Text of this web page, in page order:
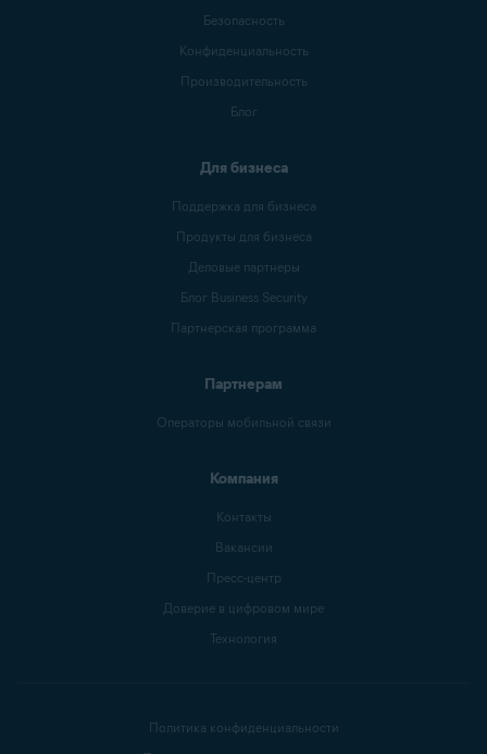
Безопасность
Конфиденциальность
Производительность
Блог
Для бизнеса
Поддержка для бизнеса
Продукты для бизнеса
Деловые партнеры
Блог Business Security
Партнерская программа
Партнерам
Операторы мобильной связи
Компания
Контакты
Вакансии
Пресс-центр
Доверие в цифровом мире
Технология
Политика конфиденциальности